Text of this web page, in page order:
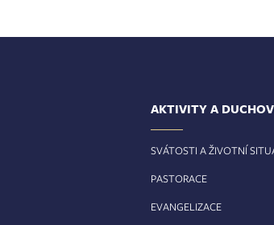
AKTIVITY A
SVÁTOSTI A ŽIVOTNÍ
PASTORACE
EVANGELIZACE